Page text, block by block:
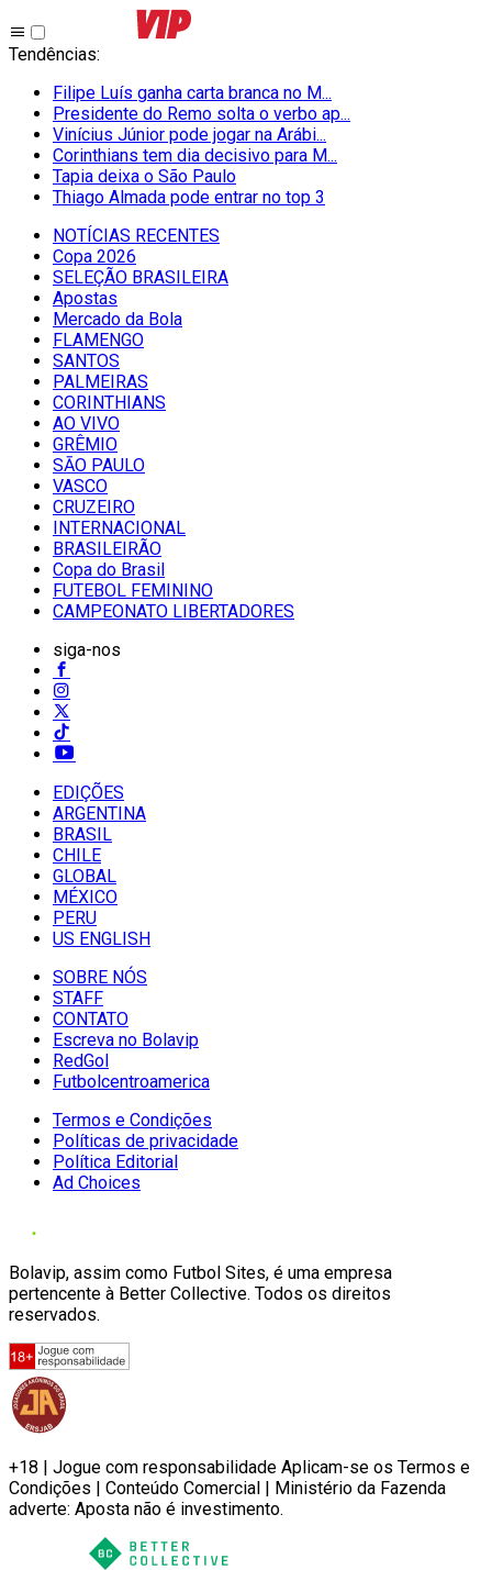
Tendências:
Filipe Luís ganha carta branca no M...
Presidente do Remo solta o verbo ap...
Vinícius Júnior pode jogar na Arábi...
Corinthians tem dia decisivo para M...
Tapia deixa o São Paulo
Thiago Almada pode entrar no top 3
NOTÍCIAS RECENTES
Copa 2026
SELEÇÃO BRASILEIRA
Apostas
Mercado da Bola
FLAMENGO
SANTOS
PALMEIRAS
CORINTHIANS
AO VIVO
GRÊMIO
SĀO PAULO
VASCO
CRUZEIRO
INTERNACIONAL
BRASILEIRÃO
Copa do Brasil
FUTEBOL FEMININO
CAMPEONATO LIBERTADORES
siga-nos
EDIÇÕES
ARGENTINA
BRASIL
CHILE
GLOBAL
MÉXICO
PERU
US ENGLISH
SOBRE NÓS
STAFF
CONTATO
Escreva no Bolavip
RedGol
Futbolcentroamerica
Termos e Condições
Políticas de privacidade
Política Editorial
Ad Choices
Bolavip, assim como Futbol Sites, é uma empresa
pertencente à Better Collective. Todos os direitos
reservados.
+18 | Jogue com responsabilidade Aplicam-se os Termos e
Condições | Conteúdo Comercial | Ministério da Fazenda
adverte: Aposta não é investimento.